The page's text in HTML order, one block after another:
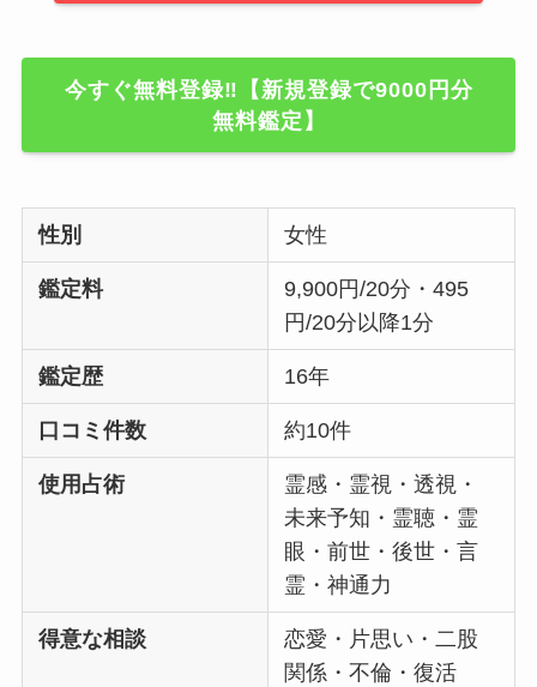
今すぐ無料登録‼【新規登録で9000円分
無料鑑定】
性別 女性
鑑定料
9,900円/20分・495
円/20分以降1分
鑑定歴 16年
口コミ件数 約10件
使用占術
霊感・霊視・透視・
未来予知・霊聴・霊
眼・前世・後世・言
霊・神通力
得意な相談
恋愛・片思い・二股
関係・不倫・復活